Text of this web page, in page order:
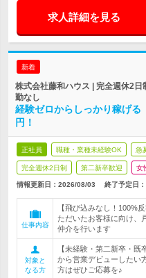
求人詳細を見る
新着
株式会社藤和ハウス | 完全週休2
勤なし
経験ゼロからしっかり稼げ
円！
正社員 職種・業種未経験OK 急
完全週休2日制 第二新卒歓迎 女
情報更新日：2026/08/03 終了予定日：
仕事内容
【飛び込みなし！100%
ただいたお客様に向け、
仲介を行います
対象と
なる方
【未経験・第二新卒・
から営業デビューしたい
方はぜひご応募を♪